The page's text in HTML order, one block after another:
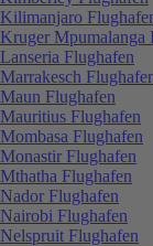
Kilimanjaro
Kruger Mpumalanga
Lanseria Flughafen
Marrakesch
Maun Flughafen
Mauritius Flughafen
Mombasa Flughafen
Monastir Flughafen
Mthatha Flughafen
Nador Flughafen
Nairobi Flughafen
Nelspruit Flughafen